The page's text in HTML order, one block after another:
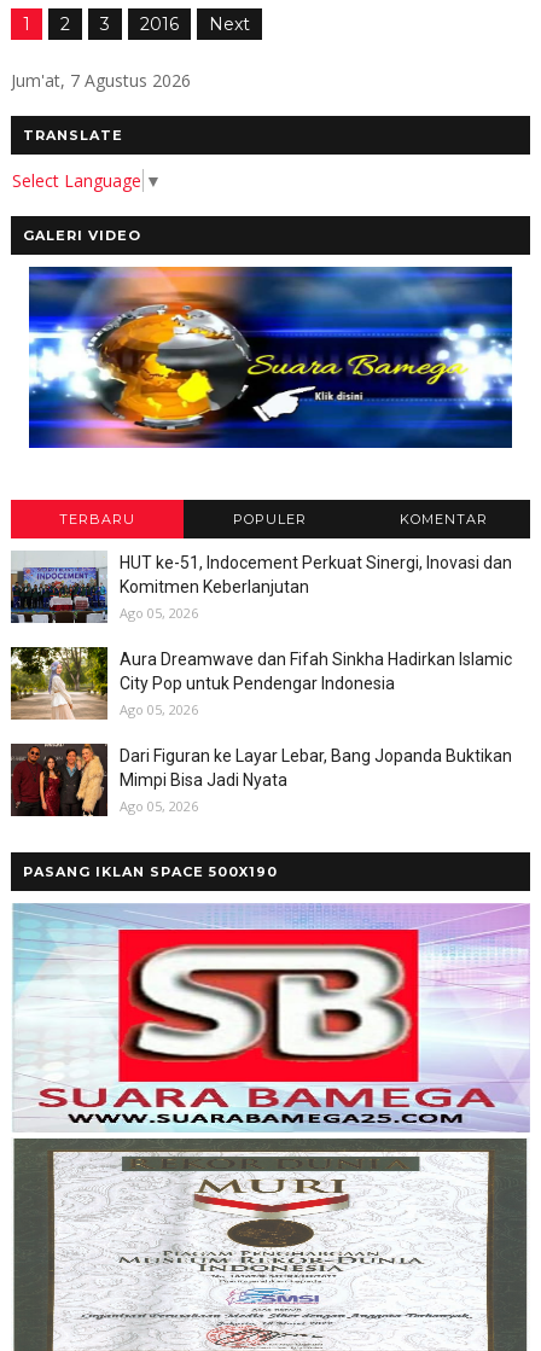
1 2 3 2016 Next
Jum'at, 7 Agustus 2026
TRANSLATE
Select Language ▼
GALERI VIDEO
TERBARU POPULER KOMENTAR
HUT ke-51, Indocement Perkuat Sinergi, Inovasi dan
Komitmen Keberlanjutan
Ago 05, 2026
Aura Dreamwave dan Fifah Sinkha Hadirkan Islamic
City Pop untuk Pendengar Indonesia
Ago 05, 2026
Dari Figuran ke Layar Lebar, Bang Jopanda Buktikan
Mimpi Bisa Jadi Nyata
Ago 05, 2026
PASANG IKLAN SPACE 500X190